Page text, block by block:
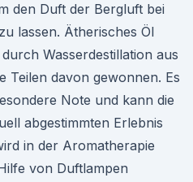
den Duft der Bergluft bei
lassen. Ätherisches Öl
Wasserdestillation aus
Teilen davon gewonnen. Es
Note und kann die
abgestimmten Erlebnis
in der Aromatherapie
von Duftlampen